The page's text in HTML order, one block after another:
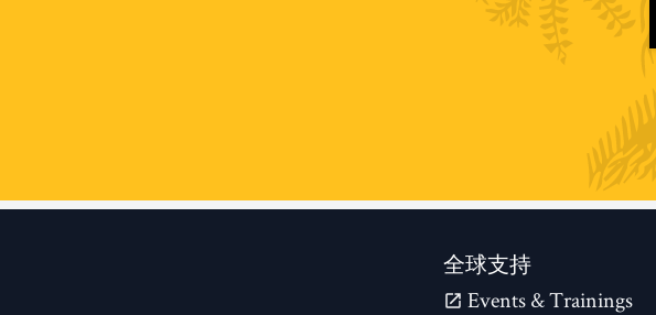
全球支持
Events & Trainings